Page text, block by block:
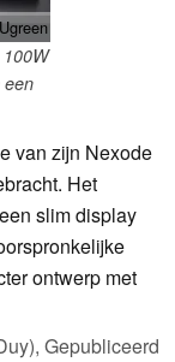
een
van zijn Nexode
Het
slim display
ontwerp met
Gepubliceerd